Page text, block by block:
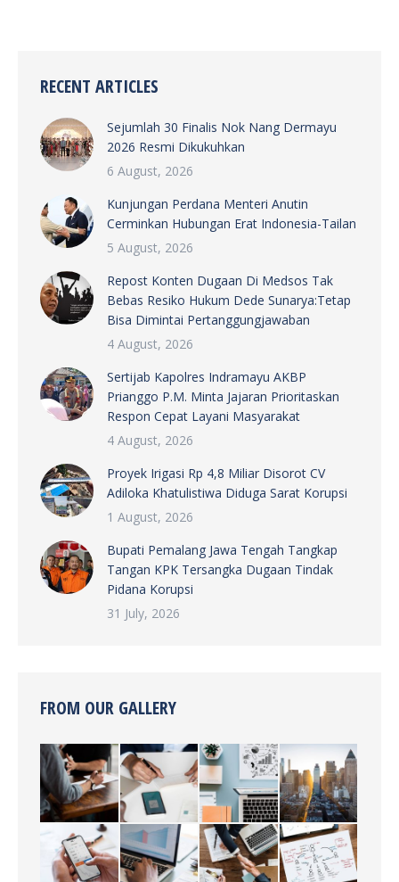
RECENT ARTICLES
Sejumlah 30 Finalis Nok Nang Dermayu
2026 Resmi Dikukuhkan
6 August, 2026
Kunjungan Perdana Menteri Anutin
Cerminkan Hubungan Erat Indonesia-Tailan
5 August, 2026
Repost Konten Dugaan Di Medsos Tak
Bebas Resiko Hukum Dede Sunarya:Tetap
Bisa Dimintai Pertanggungjawaban
4 August, 2026
Sertijab Kapolres Indramayu AKBP
Prianggo P.M. Minta Jajaran Prioritaskan
Respon Cepat Layani Masyarakat
4 August, 2026
Proyek Irigasi Rp 4,8 Miliar Disorot CV
Adiloka Khatulistiwa Diduga Sarat Korupsi
1 August, 2026
Bupati Pemalang Jawa Tengah Tangkap
Tangan KPK Tersangka Dugaan Tindak
Pidana Korupsi
31 July, 2026
FROM OUR GALLERY